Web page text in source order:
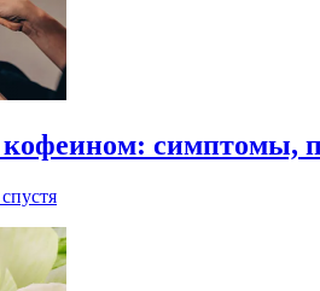
симптомы,